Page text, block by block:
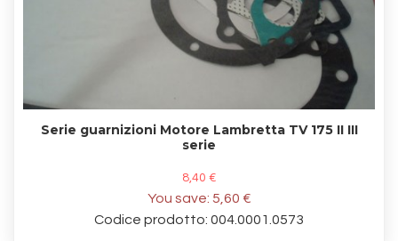
Serie guarnizioni Motore Lambretta TV 175 II III
serie
8,40 €
You save: 5,60 €
Codice prodotto: 004.0001.0573